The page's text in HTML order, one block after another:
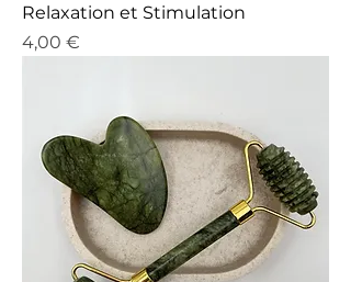
Relaxation et Stimulation
Prix
4,00 €